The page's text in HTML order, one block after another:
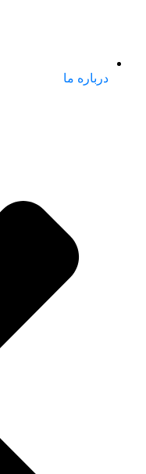
درباره ما